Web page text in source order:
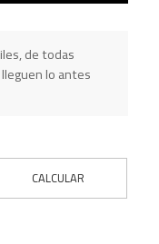
de todas
lo antes
CALCULAR